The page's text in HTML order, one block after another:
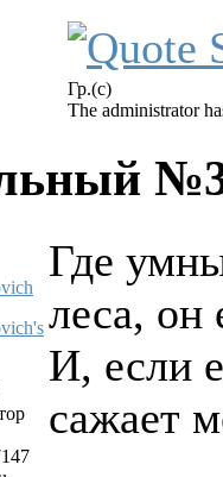
Гр.(с)
The administrator
Где
леса, он
И, если
сажает